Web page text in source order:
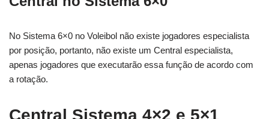
No Sistema 6×0 no Voleibol não existe jogadores especialista
por posição, portanto, não existe um Central especialista,
apenas jogadores que executarão essa função de acordo com
a rotação.
Central Sistema 4×2 e 5×1